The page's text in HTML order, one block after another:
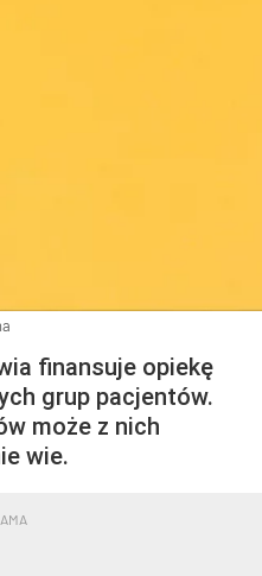
finansuje opiekę
grup pacjentów.
może z nich
wie.